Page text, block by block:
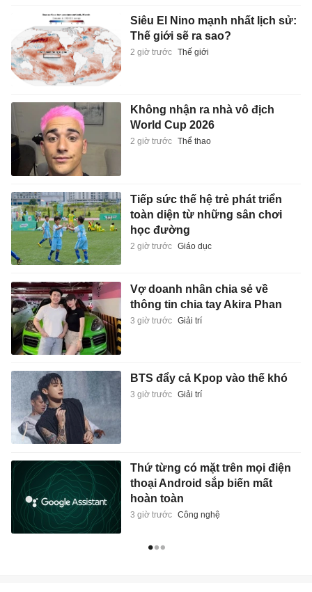
Siêu El Nino mạnh nhất lịch sử:
Thế giới sẽ ra sao?
2 giờ trước Thế giới
Không nhận ra nhà vô địch
World Cup 2026
2 giờ trước Thể thao
Tiếp sức thế hệ trẻ phát triển
toàn diện từ những sân chơi
học đường
2 giờ trước Giáo dục
Vợ doanh nhân chia sẻ về
thông tin chia tay Akira Phan
3 giờ trước Giải trí
BTS đẩy cả Kpop vào thế khó
3 giờ trước Giải trí
Thứ từng có mặt trên mọi điện
thoại Android sắp biến mất
hoàn toàn
3 giờ trước Công nghệ